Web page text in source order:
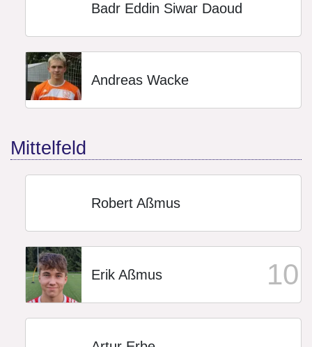
Badr Eddin Siwar Daoud
Andreas Wacke
Mittelfeld
Robert Aßmus
Erik Aßmus 10